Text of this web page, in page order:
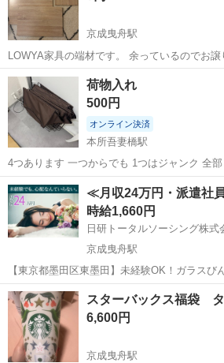
京成曳舟駅
LOWYA家具の端材です。 余っているのでお譲
東京 墨田区 京成曳舟駅
荷物入れ
500円
オンライン決済
本所吾妻橋駅
4つあります 一つからでも 1つはジャンク 全
くれる方
東京 墨田区 本所吾妻橋駅 その他
≪月収24万円・派遣社
時給1,660円
日研トータルソーシング株式
京成曳舟駅
【東京都墨田区東墨田】未経験OK！ガラスび
仕事No.5A1224-JS》 お仕事について ガラスびんの検査・出荷業務で
す。製造されたガラスびんの不良品を除去、び
機器の調整、出荷方法...
東京 墨田区 京成曳舟駅 その他
スターバックス福袋
6,600円
京成曳舟駅